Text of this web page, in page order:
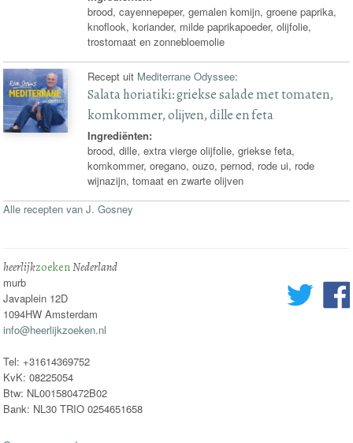
brood, cayennepeper, gemalen komijn, groene paprika,
knoflook, koriander, milde paprikapoeder, olijfolie,
trostomaat en zonnebloemolie
Recept uit Mediterrane Odyssee:
Salata horiatiki: griekse salade met tomaten,
komkommer, olijven, dille en feta
Ingrediënten:
brood, dille, extra vierge olijfolie, griekse feta,
komkommer, oregano, ouzo, pernod, rode ui, rode
wijnazijn, tomaat en zwarte olijven
Alle recepten van J. Gosney
heerlijkzoekenNederland
murb
Javaplein 12D
1094HW Amsterdam
info@heerlijkzoeken.nl
Tel: +31614369752
KvK: 08225054
Btw: NL001580472B02
Bank: NL30 TRIO 0254651658